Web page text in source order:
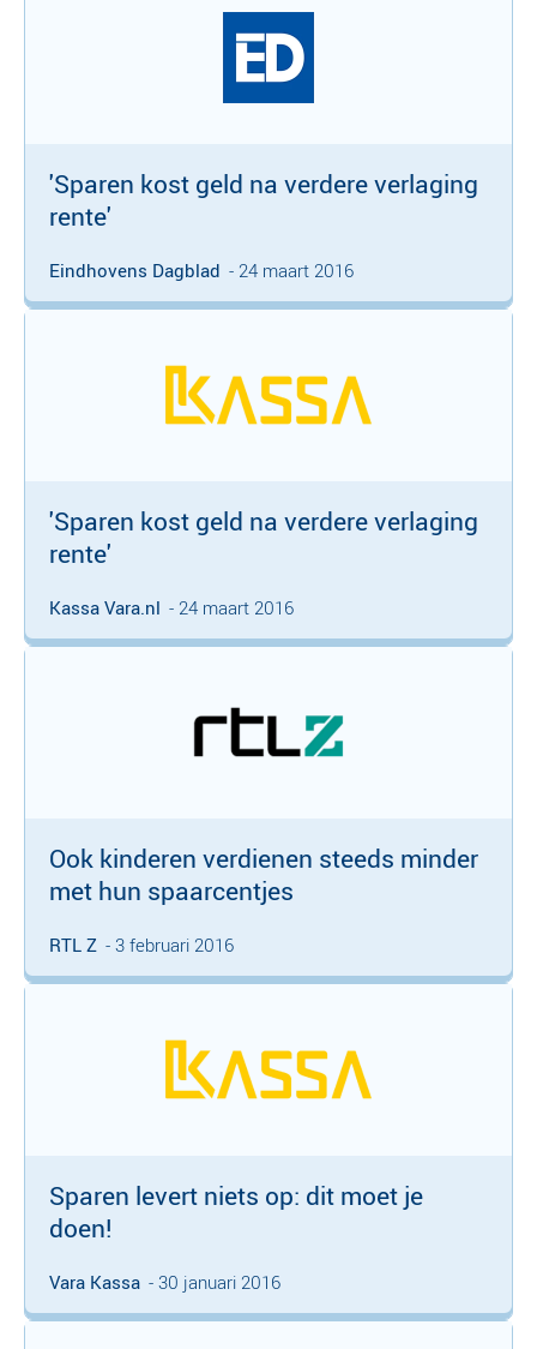
'Sparen kost geld na verdere verlaging
rente'
Eindhovens Dagblad - 24 maart 2016
'Sparen kost geld na verdere verlaging
rente'
Kassa Vara.nl - 24 maart 2016
Ook kinderen verdienen steeds minder
met hun spaarcentjes
RTL Z - 3 februari 2016
Sparen levert niets op: dit moet je
doen!
Vara Kassa - 30 januari 2016